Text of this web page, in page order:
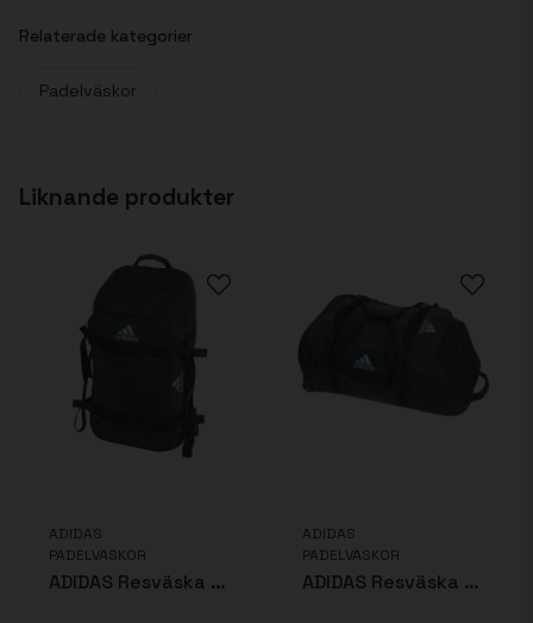
Fråga oss något om denna produkten...
Ja, ni får publicera min fråga
Skicka fråga
Relaterade kategorier
Padelväskor
Liknande produkter
ADIDAS
PADELVÄSKOR
ADIDAS Resväska 90L
ADIDAS
PADELVÄSKOR
ADIDAS Resväska 40L